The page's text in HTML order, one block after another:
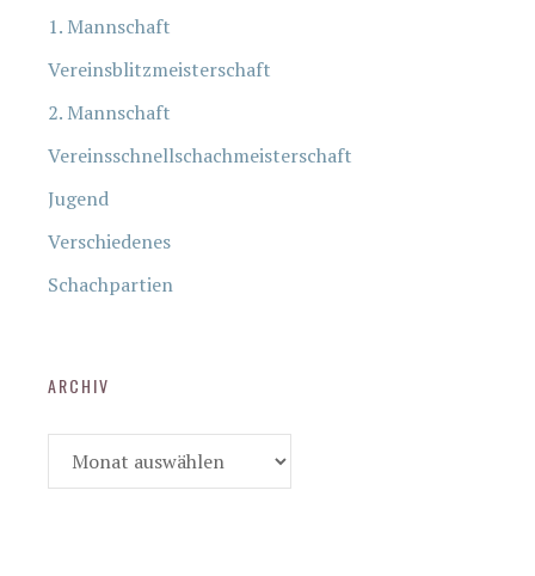
1. Mannschaft
Vereinsblitzmeisterschaft
2. Mannschaft
Vereinsschnellschachmeisterschaft
Jugend
Verschiedenes
Schachpartien
ARCHIV
Archiv